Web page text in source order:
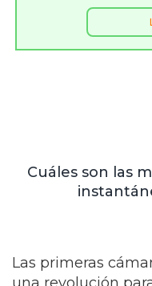
Cuáles son las
Las primeras